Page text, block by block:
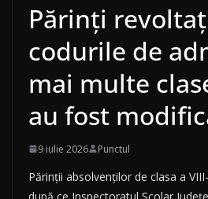
Părinţi
codurile de
mai multe
au fost
9 iulie 2026 Punctul
Părinţii absolvenţilor de clasa a
după ce Inspectoratul Şcolar